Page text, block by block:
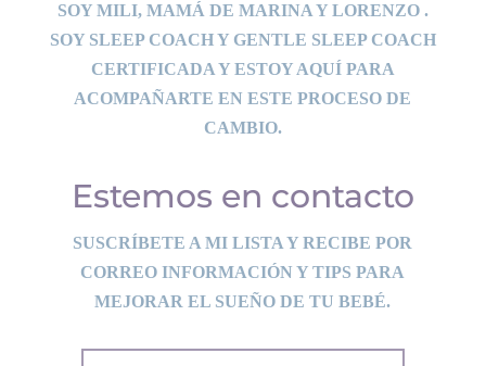
SOY MILI, MAMÁ DE MARINA Y LORENZO .
SOY SLEEP COACH Y GENTLE SLEEP COACH
CERTIFICADA Y ESTOY AQUÍ PARA
ACOMPAÑARTE EN ESTE PROCESO DE
CAMBIO.
Estemos en contacto
SUSCRÍBETE A MI LISTA Y RECIBE POR
CORREO INFORMACIÓN Y TIPS PARA
MEJORAR EL SUEÑO DE TU BEBÉ.